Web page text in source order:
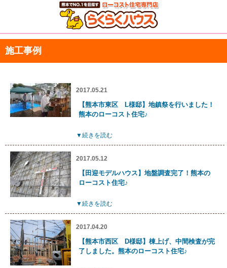
施工事例
2017.05.21
【熊本市東区 L様邸】地鎮祭を行いました！
熊本のローコスト住宅♪
▼続きを読む
2017.05.12
【田迎モデルハウス】地盤調査完了！熊本の
ローコスト住宅♪
▼続きを読む
2017.04.20
【熊本市西区 D様邸】棟上げ、中間検査が完
了しました。熊本のローコスト住宅♪